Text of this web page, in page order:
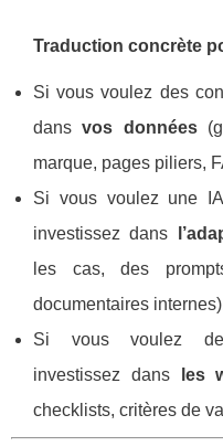
Traduction concrète
Si vous voulez des
dansvos données
marque, pages piliers,
Si vous voulez une
investissez dans
les cas, des
documentaires
Si vous voulez
investissez dans
les
checklists, critères de